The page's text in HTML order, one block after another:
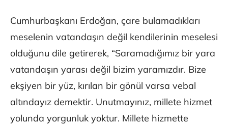
Cumhurbaşkanı Erdoğan, çare bulamadıkları
meselenin vatandaşın değil kendilerinin meselesi
olduğunu dile getirerek, “Saramadığımız bir yara
vatandaşın yarası değil bizim yaramızdır. Bize
ekşiyen bir yüz, kırılan bir gönül varsa vebal
altındayız demektir. Unutmayınız, millete hizmet
yolunda yorgunluk yoktur. Millete hizmette